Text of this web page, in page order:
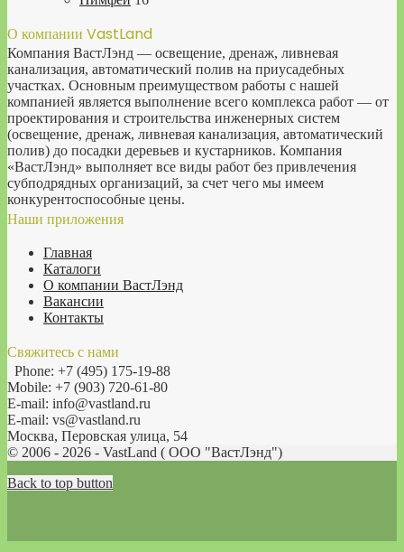
О компании VastLand
Компания ВастЛэнд — освещение, дренаж, ливневая
канализация, автоматический полив на приусадебных
участках. Основным преимуществом работы с нашей
компанией является выполнение всего комплекса работ — от
проектирования и строительства инженерных систем
(освещение, дренаж, ливневая канализация, автоматический
полив) до посадки деревьев и кустарников. Компания
«ВастЛэнд» выполняет все виды работ без привлечения
субподрядных организаций, за счет чего мы имеем
конкурентоспособные цены.
Наши приложения
Главная
Каталоги
О компании ВастЛэнд
Вакансии
Контакты
Свяжитесь с нами
Phone: +7 (495) 175-19-88
Mobile: +7 (903) 720-61-80
E-mail: info@vastland.ru
E-mail: vs@vastland.ru
Москва, Перовская улица, 54
© 2006 - 2026 - VastLand ( OOO "ВастЛэнд")
Back to top button